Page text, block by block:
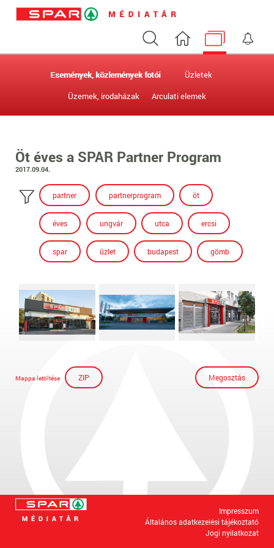
Keresés Nyitóoldal Médiatár
Események, közlemények fotói
Üzletek
Üzemek, irodaházak
Arculati elemek
Öt éves a SPAR Partner Program
2017.09.04.
partner partnerprogram öt
éves ungvár utca ercsi
spar üzlet budapest gömb
Mappa letöltése ZIP Megosztás
Impresszum
Általános adatkezelési tájékoztató
Jogi nyilatkozat